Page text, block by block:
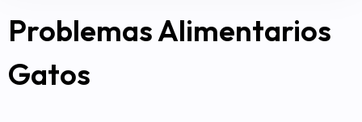
Problemas Alimentarios
Gatos